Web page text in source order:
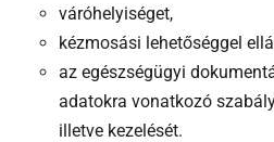
váróhelyiséget,
kézmosási lehetőséggel
az egészségügyi
adatokra vonatkozó
illetve kezelését.